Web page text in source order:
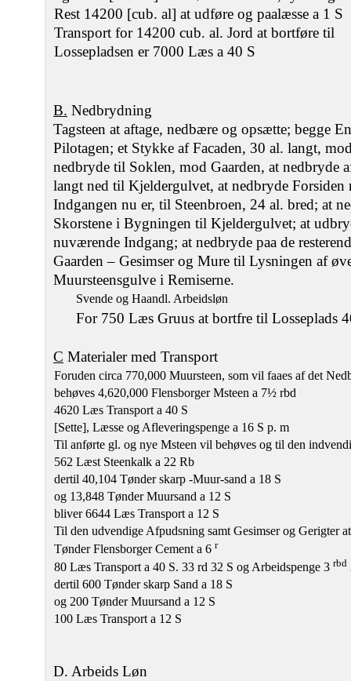
Rest 14200 [cub. al] at udføre og paalæsse a 1 S
Transport for 14200 cub. al. Jord at bortføre til
Lossepladsen er 7000 Læs a 40 S
B. Nedbrydning
Tagsteen at aftage, nedbære og opsætte; begge
Pilotagen; et Stykke af Facaden, 30 al. langt,
nedbryde til Soklen, mod Gaarden, at nedbryde
langt ned til Kjeldergulvet, at nedbryde Forsiden
Indgangen nu er, til Steenbroen, 24 al. bred; at
Skorstene i Bygningen til Kjeldergulvet; at
nuværende Indgang; at nedbryde paa de
Gaarden – Gesimser og Mure til Lysningen af
Muursteensgulve i Remiserne.
Svende og Haandl. Arbeidsløn
For 750 Læs Gruus at bortfre til Losseplads
C Materialer med Transport
Foruden circa 770,000 Muursteen, som vil faaes af det
behøves 4,620,000 Flensborger Msteen a 7½ rbd
4620 Læs Transport a 40 S
[Sette], Læsse og Afleveringspenge a 16 S p. m
Til anførte gl. og nye Msteen vil behøves og til den
562 Læst Steenkalk a 22 Rb
dertil 40,104 Tønder skarp -Muur-sand a 18 S
og 13,848 Tønder Muursand a 12 S
bliver 6644 Læs Transport a 12 S
Til den udvendige Afpudsning samt Gesimser og Gerigter
Tønder Flensborger Cement a 6 r
80 Læs Transport a 40 S. 33 rd 32 S og Arbeidspenge 3 rbd
dertil 600 Tønder skarp Sand a 18 S
og 200 Tønder Muursand a 12 S
100 Læs Transport a 12 S
D. Arbeids Løn